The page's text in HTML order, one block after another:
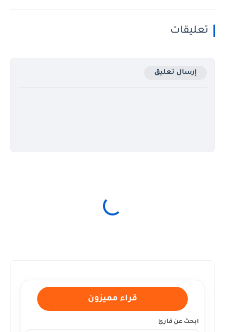
تعليقات
إرسال تعليق
قراء مميزون
ابحث عن قارئ